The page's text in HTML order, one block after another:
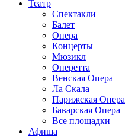
Театр
Спектакли
Балет
Опера
Концерты
Мюзикл
Оперетта
Венская Опера
Ла Скала
Парижская Опера
Баварская Опера
Все площадки
Афиша